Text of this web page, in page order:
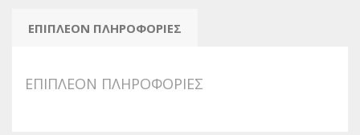
ΕΠΙΠΛΈΟΝ ΠΛΗΡΟΦΟΡΊΕΣ
ΕΠΙΠΛΈΟΝ ΠΛΗΡΟΦΟΡΊΕΣ